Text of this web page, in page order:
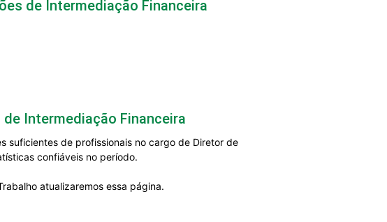
de Intermediação Financeira
Intermediação Financeira
suficientes de profissionais no cargo de Diretor de
confiáveis no período.
atualizaremos essa página.